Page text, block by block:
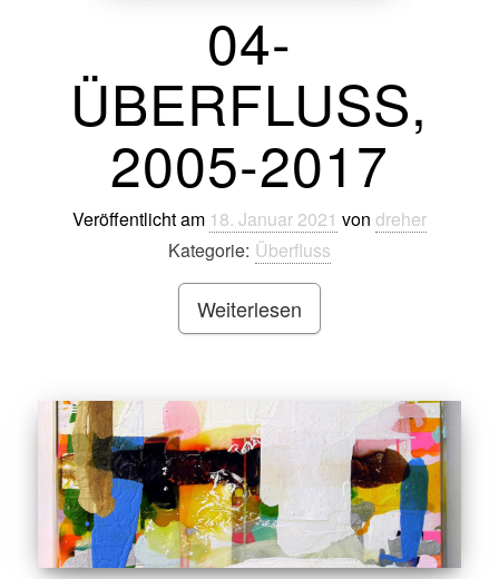
04-
ÜBERFLUSS,
2005-2017
Veröffentlicht am 18. Januar 2021 von dreher
Kategorie: Überfluss
Weiterlesen